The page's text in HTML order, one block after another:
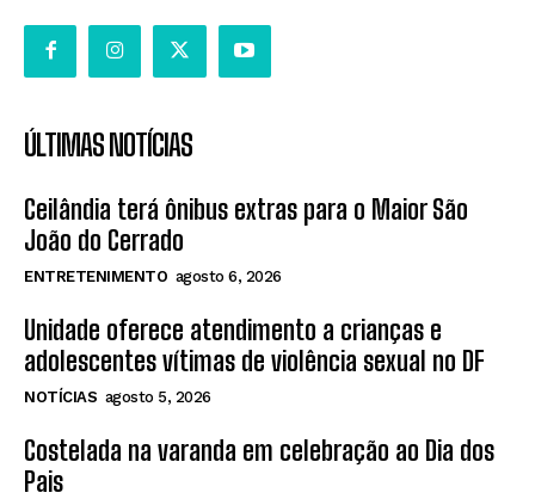
ÚLTIMAS NOTÍCIAS
Ceilândia terá ônibus extras para o Maior São
João do Cerrado
ENTRETENIMENTO agosto 6, 2026
Unidade oferece atendimento a crianças e
adolescentes vítimas de violência sexual no DF
NOTÍCIAS agosto 5, 2026
Costelada na varanda em celebração ao Dia dos
Pais